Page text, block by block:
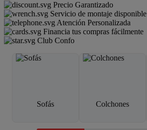
Precio Garantizado
Servicio de montaje disponible
Atención Personalizada
Financia tus compras fácilmente
Club Confo
Sofás Colchones